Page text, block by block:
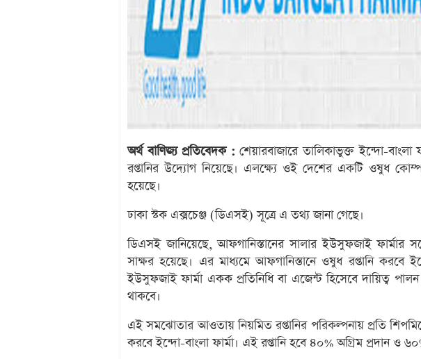
অর্থ বাণিজ্য প্রতিবেদক : শেয়ারবাজারে তালিকাভুক্ত ইন্দো-বাংলা
রপ্তানির উদ্যোগ নিয়েছে। এলক্ষ্যে ওই দেশের একটি ওষুধ
হয়েছে।
ঢাকা স্টক এক্সচেঞ্জ (ডিএসই) সূত্রে এ তথ্য জানা গেছে।
ডিএসই জানিয়েছে, আফগানিস্তানের সালার ইউসুফজাই ফার্মার
সাক্ষর হয়েছে। এর মাধ্যমে আফগানিস্তানে ওষুধ রপ্তানি করবে
ইউসুফজাই ফার্মা একক প্রতিনিধি বা এজেন্ট হিসেবে দায়িত্ব
থাকবে।
এই সমঝোতার আওতায় নিয়মিত রপ্তানির পরিকল্পনায় প্রতি
করবে ইন্দো-বাংলা ফার্মা। এই রপ্তানি হবে ৪০% অগ্রিম প্রদান ও